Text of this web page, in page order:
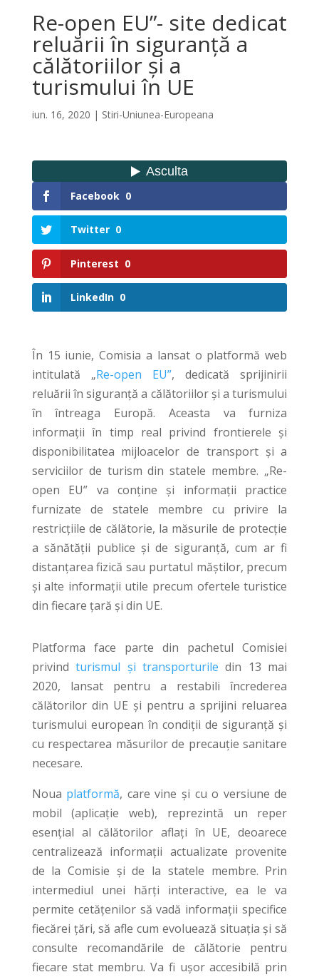
Re-open EU”- site dedicat
reluării în siguranță a
călătoriilor și a
turismului în UE
iun. 16, 2020 | Stiri-Uniunea-Europeana
Facebook 0
Twitter 0
Pinterest 0
LinkedIn 0
În 15 iunie, Comisia a lansat o platformă web
intitulată „Re-open EU”, dedicată sprijinirii
reluării în siguranță a călătoriilor și a turismului
în întreaga Europă. Aceasta va furniza
informații în timp real privind frontierele și
disponibilitatea mijloacelor de transport și a
serviciilor de turism din statele membre. „Re-
open EU” va conține și informații practice
furnizate de statele membre cu privire la
restricțiile de călătorie, la măsurile de protecție
a sănătății publice și de siguranță, cum ar fi
distanțarea fizică sau purtatul măștilor, precum
și alte informații utile precum ofertele turistice
din fiecare țară și din UE.
Platforma face parte din pachetul Comisiei
privindturismul și transporturile din 13 mai
2020, lansat pentru a restabili încrederea
călătorilor din UE și pentru a sprijini reluarea
turismului european în condiții de siguranță și
cu respectarea măsurilor de precauție sanitare
necesare.
Noua platformă, care vine și cu o versiune de
mobil (aplicație web), reprezintă un reper
esențial al călătorilor aflați în UE, deoarece
centralizează informații actualizate provenite
de la Comisie și de la statele membre. Prin
intermediul unei hărți interactive, ea le va
permite cetățenilor să vadă informații specifice
fiecărei țări, să afle cum evoluează situația și să
consulte recomandările de călătorie pentru
fiecare stat membru. Va fi ușor accesibilă prin